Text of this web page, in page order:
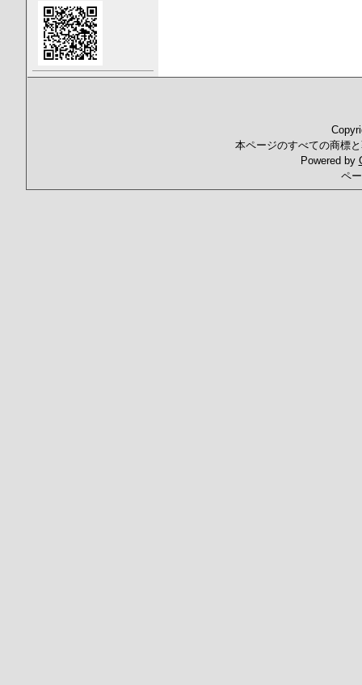
本ページのすべての商標
Powered by
ペ